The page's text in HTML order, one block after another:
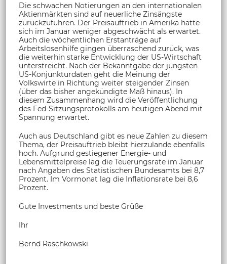
Die schwachen Notierungen an den internationalen
Aktienmärkten sind auf neuerliche Zinsängste
zurückzuführen. Der Preisauftrieb in Amerika hatte
sich im Januar weniger abgeschwächt als erwartet.
Auch die wöchentlichen Erstanträge auf
Arbeitslosenhilfe gingen überraschend zurück, was
die weiterhin starke Entwicklung der US-Wirtschaft
unterstreicht. Nach der Bekanntgabe der jüngsten
US-Konjunkturdaten geht die Meinung der
Volkswirte in Richtung weiter steigender Zinsen
(über das bisher angekündigte Maß hinaus). In
diesem Zusammenhang wird die Veröffentlichung
des Fed-Sitzungsprotokolls am heutigen Abend mit
Spannung erwartet.
Auch aus Deutschland gibt es neue Zahlen zu diesem
Thema, der Preisauftrieb bleibt hierzulande ebenfalls
hoch. Aufgrund gestiegener Energie- und
Lebensmittelpreise lag die Teuerungsrate im Januar
nach Angaben des Statistischen Bundesamts bei 8,7
Prozent. Im Vormonat lag die Inflationsrate bei 8,6
Prozent.
Gute Investments und beste Grüße
Ihr
Bernd Raschkowski